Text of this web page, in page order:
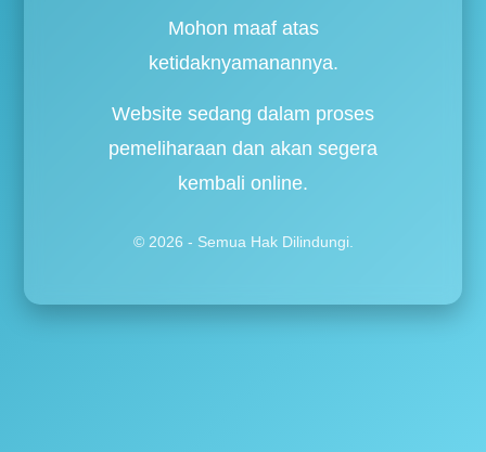
Mohon maaf atas
ketidaknyamanannya.
Website sedang dalam proses
pemeliharaan dan akan segera
kembali online.
© 2026 - Semua Hak Dilindungi.